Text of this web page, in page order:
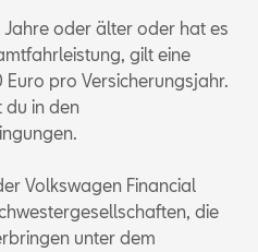
Anrufen
oder älter oder hat es
gilt eine
pro Versicherungsjahr.
du in den
Volkswagen Financial
die
unter dem